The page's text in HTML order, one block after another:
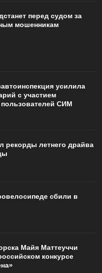
перед судом за
мошенникам
усилила
с участием
СИМ
рекорды летнего драйва
сбили в
Майя Маттеуччи
конкурсе